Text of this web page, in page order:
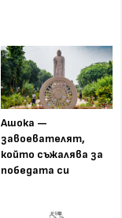
Ашока —
завоевателят,
който съжалява за
победата си